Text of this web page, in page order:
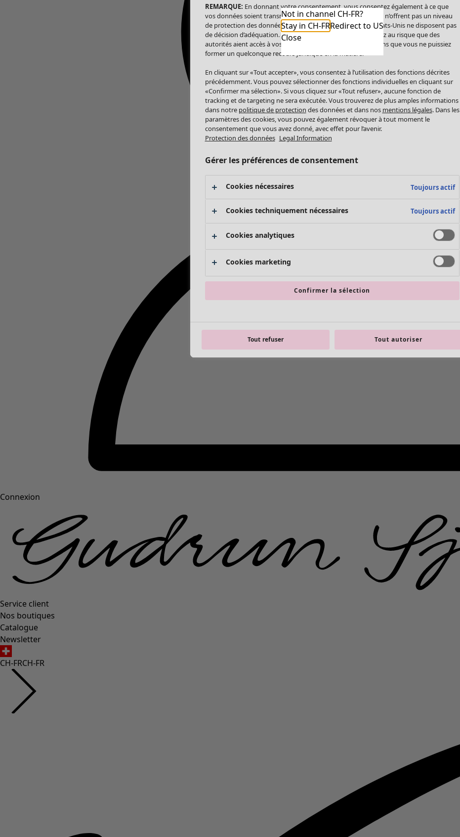
Connexion
Service client
Nos boutiques
Catalogue
Newsletter
CH-FRCH-FR
Not in channel CH-FR?
Stay in CH-FRRedirect to US
Close
REMARQUE: En donnant votre consentement, vous consentez également à ce que
vos données soient transmises aux États-Unis. Les États-Unis n’offrent pas un niveau
de protection des données comparable à celui de l’UE. Les États-Unis ne disposent pas
de décision d’adéquation. Par conséquent, vous vous exposez au risque que des
autorités aient accès à vos données à caractère personnel sans que vous ne puissiez
former un quelconque recours juridique en la matière.
En cliquant sur «Tout accepter», vous consentez à l’utilisation des fonctions décrites
précédemment. Vous pouvez sélectionner des fonctions individuelles en cliquant sur
«Confirmer ma sélection». Si vous cliquez sur «Tout refuser», aucune fonction de
tracking et de targeting ne sera exécutée. Vous trouverez de plus amples informations
dans notre politique de protection des données et dans nos mentions légales. Dans les
paramètres des cookies, vous pouvez également révoquer à tout moment le
consentement que vous avez donné, avec effet pour l’avenir.
Protection des données Legal Information
Gérer les préférences de consentement
Cookies nécessaires Toujours actif
Cookies techniquement nécessaires Toujours actif
Cookies analytiques
Cookies marketing
Confirmer la sélection
Tout refuser Tout autoriser